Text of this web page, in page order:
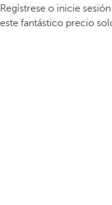
Regístrese o inicie
este fantástico precio